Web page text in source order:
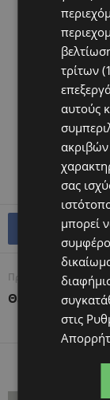
Προηγούμενο άρθρο
Θέλω να κάνω
ΠΑΡΟΜΟΙΑ
τρίτων
αυτούς
σας
μπορεί
στις